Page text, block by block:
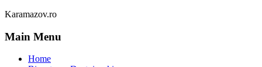
Karamazov.ro
Main Menu
Home